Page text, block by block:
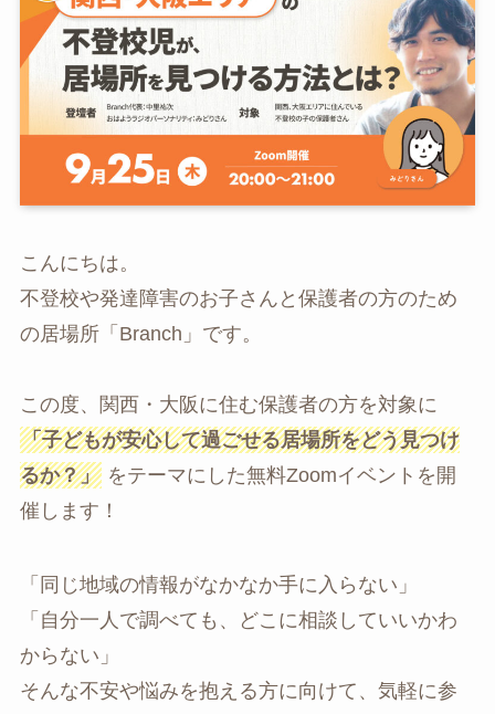
こんにちは。
不登校や発達障害のお子さんと保護者の方のため
の居場所「Branch」です。
この度、関西・大阪に住む保護者の方を対象に
「子どもが安心して過ごせる居場所をどう見つけ
るか？」をテーマにした無料Zoomイベントを開
催します！
「同じ地域の情報がなかなか手に入らない」
「自分一人で調べても、どこに相談していいかわ
からない」
そんな不安や悩みを抱える方に向けて、気軽に参